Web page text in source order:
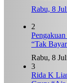
Rabu, 8
2
“Tak
Rabu, 8
3
Rida K